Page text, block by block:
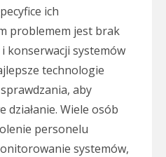
ich
problemem jest brak
konserwacji systemów
technologie
aby
działanie. Wiele osób
personelu
systemów,